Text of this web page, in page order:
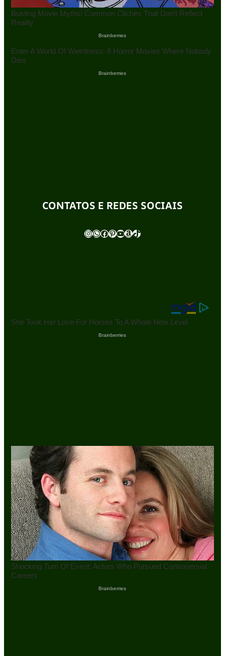
CONTATOS E REDES SOCIAIS
InstagramWhatsApp Facebook Pinterest Youtube Amazon TikTok